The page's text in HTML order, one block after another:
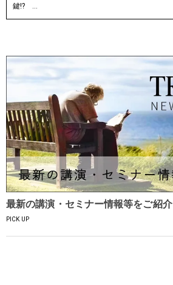
鍵!? …
最新の講演・セミナー情報等をご紹介
PICK UP